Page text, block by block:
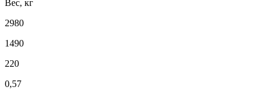
Вес, кг
2980
1490
220
0,57